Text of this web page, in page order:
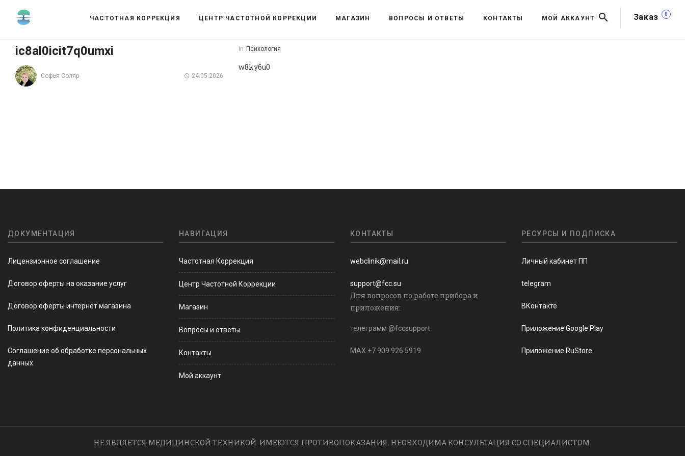
Заказ 0
ЧАСТОТНАЯ КОРРЕКЦИЯ ЦЕНТР ЧАСТОТНОЙ КОРРЕКЦИИ МАГАЗИН ВОПРОСЫ И ОТВЕТЫ КОНТАКТЫ МОЙ АККАУНТ
ic8al0icit7q0umxi
Софья Соляр 24.05.2026
In Психология
w8ky6u0
ДОКУМЕНТАЦИЯ
Лицензионное соглашение
Договор оферты на оказание услуг
Договор оферты интернет магазина
Политика конфиденциальности
Соглашение об обработке персональных
данных
НАВИГАЦИЯ
Частотная Коррекция
Центр Частотной Коррекции
Магазин
Вопросы и ответы
Контакты
Мой аккаунт
КОНТАКТЫ
webclinik@mail.ru
support@fcc.su
Для вопросов по работе прибора и
приложения:
телеграмм @fccsupport
MAX +7 909 926 5919
РЕСУРСЫ И ПОДПИСКА
Личный кабинет ПП
telegram
ВКонтакте
Приложение Google Play
Приложение RuStore
НЕ ЯВЛЯЕТСЯ МЕДИЦИНСКОЙ ТЕХНИКОЙ. ИМЕЮТСЯ ПРОТИВОПОКАЗАНИЯ. НЕОБХОДИМА КОНСУЛЬТАЦИЯ СО СПЕЦИАЛИСТОМ.